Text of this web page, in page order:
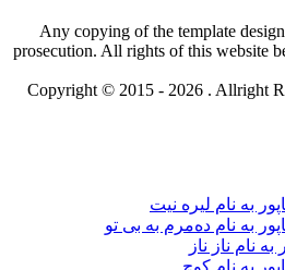
Any copying of the template
prosecution. All rights of this website
Copyright © 2015 - 2026 . Allright
به نام لیره نیت
به نام دەمرم بە بی تو
نام ناز ناز
به نام کوچ